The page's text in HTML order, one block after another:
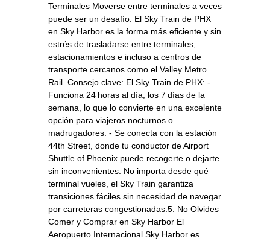
Terminales Moverse entre terminales a veces
puede ser un desafío. El Sky Train de PHX
en Sky Harbor es la forma más eficiente y sin
estrés de trasladarse entre terminales,
estacionamientos e incluso a centros de
transporte cercanos como el Valley Metro
Rail. Consejo clave: El Sky Train de PHX: -
Funciona 24 horas al día, los 7 días de la
semana, lo que lo convierte en una excelente
opción para viajeros nocturnos o
madrugadores. - Se conecta con la estación
44th Street, donde tu conductor de Airport
Shuttle of Phoenix puede recogerte o dejarte
sin inconvenientes. No importa desde qué
terminal vueles, el Sky Train garantiza
transiciones fáciles sin necesidad de navegar
por carreteras congestionadas.5. No Olvides
Comer y Comprar en Sky Harbor El
Aeropuerto Internacional Sky Harbor es